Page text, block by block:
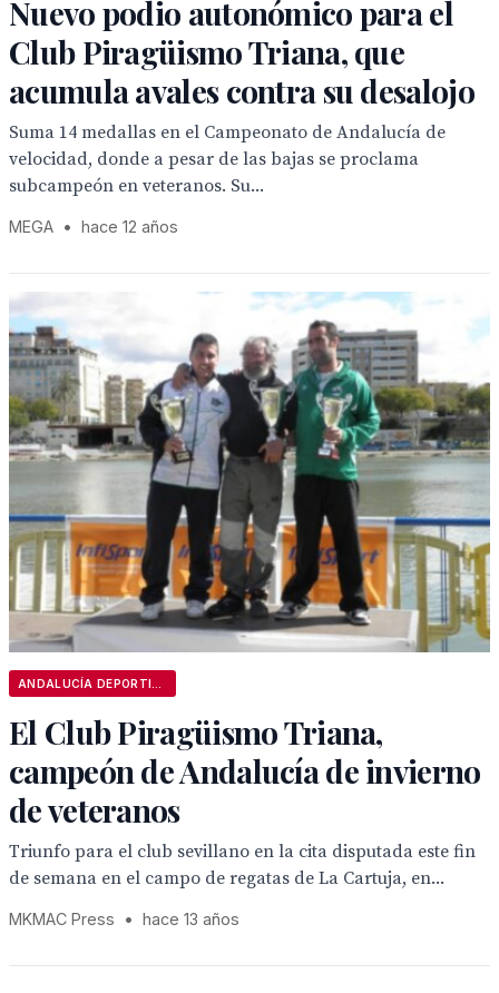
Nuevo podio autonómico para el
Club Piragüismo Triana, que
acumula avales contra su desalojo
Suma 14 medallas en el Campeonato de Andalucía de
velocidad, donde a pesar de las bajas se proclama
subcampeón en veteranos. Su...
MEGA • hace 12 años
El Club Piragüismo Triana,
campeón de Andalucía de invierno
de veteranos
Triunfo para el club sevillano en la cita disputada este fin
de semana en el campo de regatas de La Cartuja, en...
MKMAC Press • hace 13 años